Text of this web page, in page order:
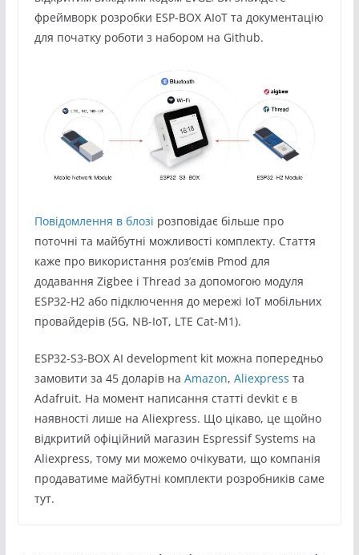
фреймворк розробки ESP-BOX AIoT та документацію
для початку роботи з набором на Github.
Повідомлення в блозі розповідає більше про
поточні та майбутні можливості комплекту. Стаття
каже про використання роз’ємів Pmod для
додавання Zigbee і Thread за допомогою модуля
ESP32-H2 або підключення до мережі IoT мобільних
провайдерів (5G, NB-IoT, LTE Cat-M1).
ESP32-S3-BOX AI development kit можна попередньо
замовити за 45 доларів на Amazon, Aliexpress та
Adafruit. На момент написання статті devkit є в
наявності лише на Aliexpress. Що цікаво, це щойно
відкритий офіційний магазин Espressif Systems на
Aliexpress, тому ми можемо очікувати, що компанія
продаватиме майбутні комплекти розробників саме
тут.